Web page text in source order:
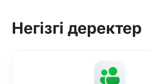
Негізгі деректер